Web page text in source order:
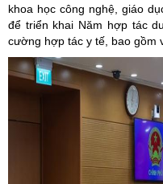
khoa học công nghệ, giáo
để triển khai Năm hợp tác
cường hợp tác y tế, bao gồm